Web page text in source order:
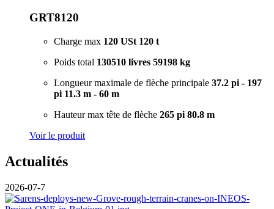
GRT8120
Charge max 120 USt 120 t
Poids total 130510 livres 59198 kg
Longueur maximale de flèche principale 37.2 pi - 197
pi 11.3 m - 60 m
Hauteur max tête de flèche 265 pi 80.8 m
Voir le produit
Actualités
2026-07-7